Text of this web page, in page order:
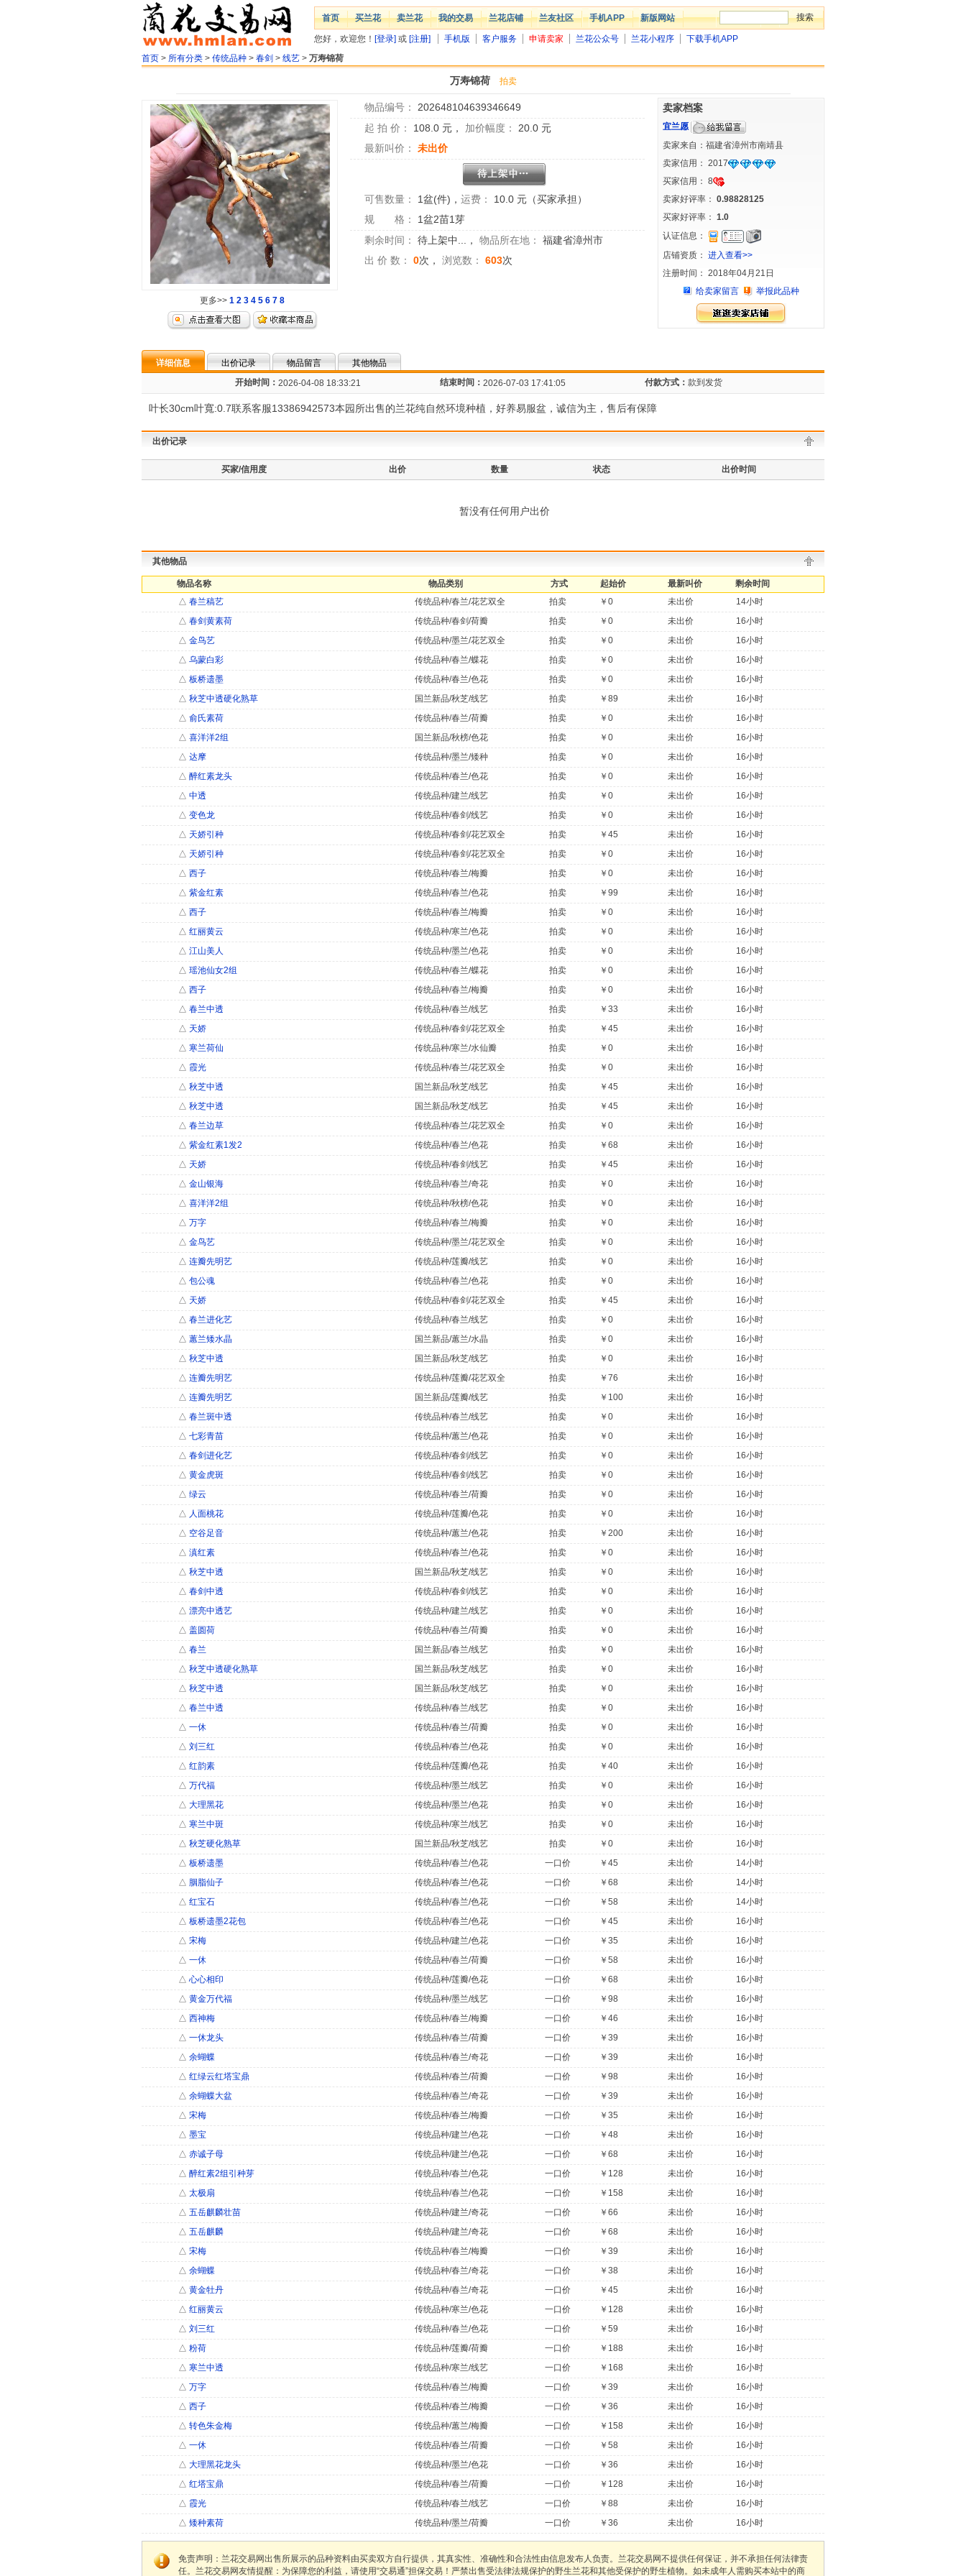
首页 买兰花 卖兰花 我的交易 兰花店铺 兰友社区 手机APP 新版网站
您好，欢迎您！ [登录] 或 [注册] 手机版 客户服务 申请卖家 兰花公众号 兰花小程序
下载手机APP
首页 > 所有分类 > 传统品种 > 春剑 > 线艺 > 万寿锦荷
万寿锦荷 拍卖
更多>> 1 2 3 4 5 6 7 8
物品编号：
202648104639346649
起 拍 价：
108.0 元， 加价幅度： 20.0 元
最新叫价：
未出价
可售数量： 1盆(件) ， 运费：
10.0 元（买家承担）
规 格：
1盆2苗1芽
剩余时间：
待上架中... ， 物品所在地：
福建省漳州市
出 价 数：
0次， 浏览数： 603次
卖家档案
宜兰愿
卖家来自：福建省漳州市南靖县
卖家信用： 2017
买家信用： 8
卖家好评率： 0.98828125
买家好评率： 1.0
认证信息：
店铺资质： 进入查看>>
注册时间： 2018年04月21日
给卖家留言
举报此品种
详细信息 出价记录 物品留言
其他物品
开始时间： 2026-04-08 18:33:21 结束时间： 2026-07-03 17:41:05 付款方式： 款到发货
叶长30cm叶寬:0.7联系客服13386942573本园所出售的兰花纯自然环境种植，好养易服盆，诚信为主，售后有保障
出价记录
买家/信用度 出价 数量 状态 出价时间
暂没有任何用户出价
其他物品
物品名称 物品类别 方式 起始价 最新叫价
剩余时间
△ 春兰稿艺 传统品种/春兰/花艺双全 拍卖 ￥0 未出价
14小时
△ 春剑黄素荷 传统品种/春剑/荷瓣 拍卖 ￥0 未出价
16小时
△ 金鸟艺 传统品种/墨兰/花艺双全 拍卖 ￥0 未出价
16小时
△ 乌蒙白彩 传统品种/春兰/蝶花 拍卖 ￥0 未出价
16小时
△ 板桥遗墨 传统品种/春兰/色花 拍卖 ￥0 未出价
16小时
△ 秋芝中透硬化熟草 国兰新品/秋芝/线艺 拍卖 ￥89 未出价
16小时
△ 俞氏素荷 传统品种/春兰/荷瓣 拍卖 ￥0 未出价
16小时
△ 喜洋洋2组 国兰新品/秋榜/色花 拍卖 ￥0 未出价
16小时
△ 达摩 传统品种/墨兰/矮种 拍卖 ￥0 未出价
16小时
△ 醉红素龙头 传统品种/春兰/色花 拍卖 ￥0 未出价
16小时
△ 中透 传统品种/建兰/线艺 拍卖 ￥0 未出价
16小时
△ 变色龙 传统品种/春剑/线艺 拍卖 ￥0 未出价
16小时
△ 天娇引种 传统品种/春剑/花艺双全 拍卖 ￥45 未出价
16小时
△ 天娇引种 传统品种/春剑/花艺双全 拍卖 ￥0 未出价
16小时
△ 西子 传统品种/春兰/梅瓣 拍卖 ￥0 未出价
16小时
△ 紫金红素 传统品种/春兰/色花 拍卖 ￥99 未出价
16小时
△ 西子 传统品种/春兰/梅瓣 拍卖 ￥0 未出价
16小时
△ 红丽黄云 传统品种/寒兰/色花 拍卖 ￥0 未出价
16小时
△ 江山美人 传统品种/墨兰/色花 拍卖 ￥0 未出价
16小时
△ 瑶池仙女2组 传统品种/春兰/蝶花 拍卖 ￥0 未出价
16小时
△ 西子 传统品种/春兰/梅瓣 拍卖 ￥0 未出价
16小时
△ 春兰中透 传统品种/春兰/线艺 拍卖 ￥33 未出价
16小时
△ 天娇 传统品种/春剑/花艺双全 拍卖 ￥45 未出价
16小时
△ 寒兰荷仙 传统品种/寒兰/水仙瓣 拍卖 ￥0 未出价
16小时
△ 霞光 传统品种/春兰/花艺双全 拍卖 ￥0 未出价
16小时
△ 秋芝中透 国兰新品/秋芝/线艺 拍卖 ￥45 未出价
16小时
△ 秋芝中透 国兰新品/秋芝/线艺 拍卖 ￥45 未出价
16小时
△ 春兰边草 传统品种/春兰/花艺双全 拍卖 ￥0 未出价
16小时
△ 紫金红素1发2 传统品种/春兰/色花 拍卖 ￥68 未出价
16小时
△ 天娇 传统品种/春剑/线艺 拍卖 ￥45 未出价
16小时
△ 金山银海 传统品种/春兰/奇花 拍卖 ￥0 未出价
16小时
△ 喜洋洋2组 传统品种/秋榜/色花 拍卖 ￥0 未出价
16小时
△ 万字 传统品种/春兰/梅瓣 拍卖 ￥0 未出价
16小时
△ 金鸟艺 传统品种/墨兰/花艺双全 拍卖 ￥0 未出价
16小时
△ 连瓣先明艺 传统品种/莲瓣/线艺 拍卖 ￥0 未出价
16小时
△ 包公魂 传统品种/春兰/色花 拍卖 ￥0 未出价
16小时
△ 天娇 传统品种/春剑/花艺双全 拍卖 ￥45 未出价
16小时
△ 春兰进化艺 传统品种/春兰/线艺 拍卖 ￥0 未出价
16小时
△ 蕙兰矮水晶 国兰新品/蕙兰/水晶 拍卖 ￥0 未出价
16小时
△ 秋芝中透 国兰新品/秋芝/线艺 拍卖 ￥0 未出价
16小时
△ 连瓣先明艺 传统品种/莲瓣/花艺双全 拍卖 ￥76 未出价
16小时
△ 连瓣先明艺 国兰新品/莲瓣/线艺 拍卖 ￥100 未出价
16小时
△ 春兰斑中透 传统品种/春兰/线艺 拍卖 ￥0 未出价
16小时
△ 七彩青苗 传统品种/蕙兰/色花 拍卖 ￥0 未出价
16小时
△ 春剑进化艺 传统品种/春剑/线艺 拍卖 ￥0 未出价
16小时
△ 黄金虎斑 传统品种/春剑/线艺 拍卖 ￥0 未出价
16小时
△ 绿云 传统品种/春兰/荷瓣 拍卖 ￥0 未出价
16小时
△ 人面桃花 传统品种/莲瓣/色花 拍卖 ￥0 未出价
16小时
△ 空谷足音 传统品种/蕙兰/色花 拍卖 ￥200 未出价
16小时
△ 滇红素 传统品种/春兰/色花 拍卖 ￥0 未出价
16小时
△ 秋芝中透 国兰新品/秋芝/线艺 拍卖 ￥0 未出价
16小时
△ 春剑中透 传统品种/春剑/线艺 拍卖 ￥0 未出价
16小时
△ 漂亮中透艺 传统品种/建兰/线艺 拍卖 ￥0 未出价
16小时
△ 盖圆荷 传统品种/春兰/荷瓣 拍卖 ￥0 未出价
16小时
△ 春兰 国兰新品/春兰/线艺 拍卖 ￥0 未出价
16小时
△ 秋芝中透硬化熟草 国兰新品/秋芝/线艺 拍卖 ￥0 未出价
16小时
△ 秋芝中透 国兰新品/秋芝/线艺 拍卖 ￥0 未出价
16小时
△ 春兰中透 传统品种/春兰/线艺 拍卖 ￥0 未出价
16小时
△ 一休 传统品种/春兰/荷瓣 拍卖 ￥0 未出价
16小时
△ 刘三红 传统品种/春兰/色花 拍卖 ￥0 未出价
16小时
△ 红韵素 传统品种/莲瓣/色花 拍卖 ￥40 未出价
16小时
△ 万代福 传统品种/墨兰/线艺 拍卖 ￥0 未出价
16小时
△ 大理黑花 传统品种/墨兰/色花 拍卖 ￥0 未出价
16小时
△ 寒兰中斑 传统品种/寒兰/线艺 拍卖 ￥0 未出价
16小时
△ 秋芝硬化熟草 国兰新品/秋芝/线艺 拍卖 ￥0 未出价
16小时
△ 板桥遗墨 传统品种/春兰/色花 一口价 ￥45 未出价
14小时
△ 胭脂仙子 传统品种/春兰/色花 一口价 ￥68 未出价
14小时
△ 红宝石 传统品种/春兰/色花 一口价 ￥58 未出价
14小时
△ 板桥遗墨2花包 传统品种/春兰/色花 一口价 ￥45 未出价
16小时
△ 宋梅 传统品种/建兰/色花 一口价 ￥35 未出价
16小时
△ 一休 传统品种/春兰/荷瓣 一口价 ￥58 未出价
16小时
△ 心心相印 传统品种/莲瓣/色花 一口价 ￥68 未出价
16小时
△ 黄金万代福 传统品种/墨兰/线艺 一口价 ￥98 未出价
16小时
△ 西神梅 传统品种/春兰/梅瓣 一口价 ￥46 未出价
16小时
△ 一休龙头 传统品种/春兰/荷瓣 一口价 ￥39 未出价
16小时
△ 余蝴蝶 传统品种/春兰/奇花 一口价 ￥39 未出价
16小时
△ 红绿云红塔宝鼎 传统品种/春兰/荷瓣 一口价 ￥98 未出价
16小时
△ 余蝴蝶大盆 传统品种/春兰/奇花 一口价 ￥39 未出价
16小时
△ 宋梅 传统品种/春兰/梅瓣 一口价 ￥35 未出价
16小时
△ 墨宝 传统品种/建兰/色花 一口价 ￥48 未出价
16小时
△ 赤诚子母 传统品种/建兰/色花 一口价 ￥68 未出价
16小时
△ 醉红素2组引种芽 传统品种/春兰/色花 一口价 ￥128 未出价
16小时
△ 太极扇 传统品种/春兰/色花 一口价 ￥158 未出价
16小时
△ 五岳麒麟壮苗 传统品种/建兰/奇花 一口价 ￥66 未出价
16小时
△ 五岳麒麟 传统品种/建兰/奇花 一口价 ￥68 未出价
16小时
△ 宋梅 传统品种/春兰/梅瓣 一口价 ￥39 未出价
16小时
△ 余蝴蝶 传统品种/春兰/奇花 一口价 ￥38 未出价
16小时
△ 黄金牡丹 传统品种/春兰/奇花 一口价 ￥45 未出价
16小时
△ 红丽黄云 传统品种/寒兰/色花 一口价 ￥128 未出价
16小时
△ 刘三红 传统品种/春兰/色花 一口价 ￥59 未出价
16小时
△ 粉荷 传统品种/莲瓣/荷瓣 一口价 ￥188 未出价
16小时
△ 寒兰中透 传统品种/寒兰/线艺 一口价 ￥168 未出价
16小时
△ 万字 传统品种/春兰/梅瓣 一口价 ￥39 未出价
16小时
△ 西子 传统品种/春兰/梅瓣 一口价 ￥36 未出价
16小时
△ 转色朱金梅 传统品种/蕙兰/梅瓣 一口价 ￥158 未出价
16小时
△ 一休 传统品种/春兰/荷瓣 一口价 ￥58 未出价
16小时
△ 大理黑花龙头 传统品种/墨兰/色花 一口价 ￥36 未出价
16小时
△ 红塔宝鼎 传统品种/春兰/荷瓣 一口价 ￥128 未出价
16小时
△ 霞光 传统品种/春兰/线艺 一口价 ￥88 未出价
16小时
△ 矮种素荷 传统品种/墨兰/荷瓣 一口价 ￥36 未出价 16小时
免责声明：兰花交易网出售所展示的品种资料由买卖双方自行提供，其真实性、准确性和合法性由信息发布人负责。兰花交易网不提供任何保证，并不承担任何法律责
任。兰花交易网友情提醒：为保障您的利益，请使用“交易通”担保交易！严禁出售受法律法规保护的野生兰花和其他受保护的野生植物。如未成年人需购买本站中的商